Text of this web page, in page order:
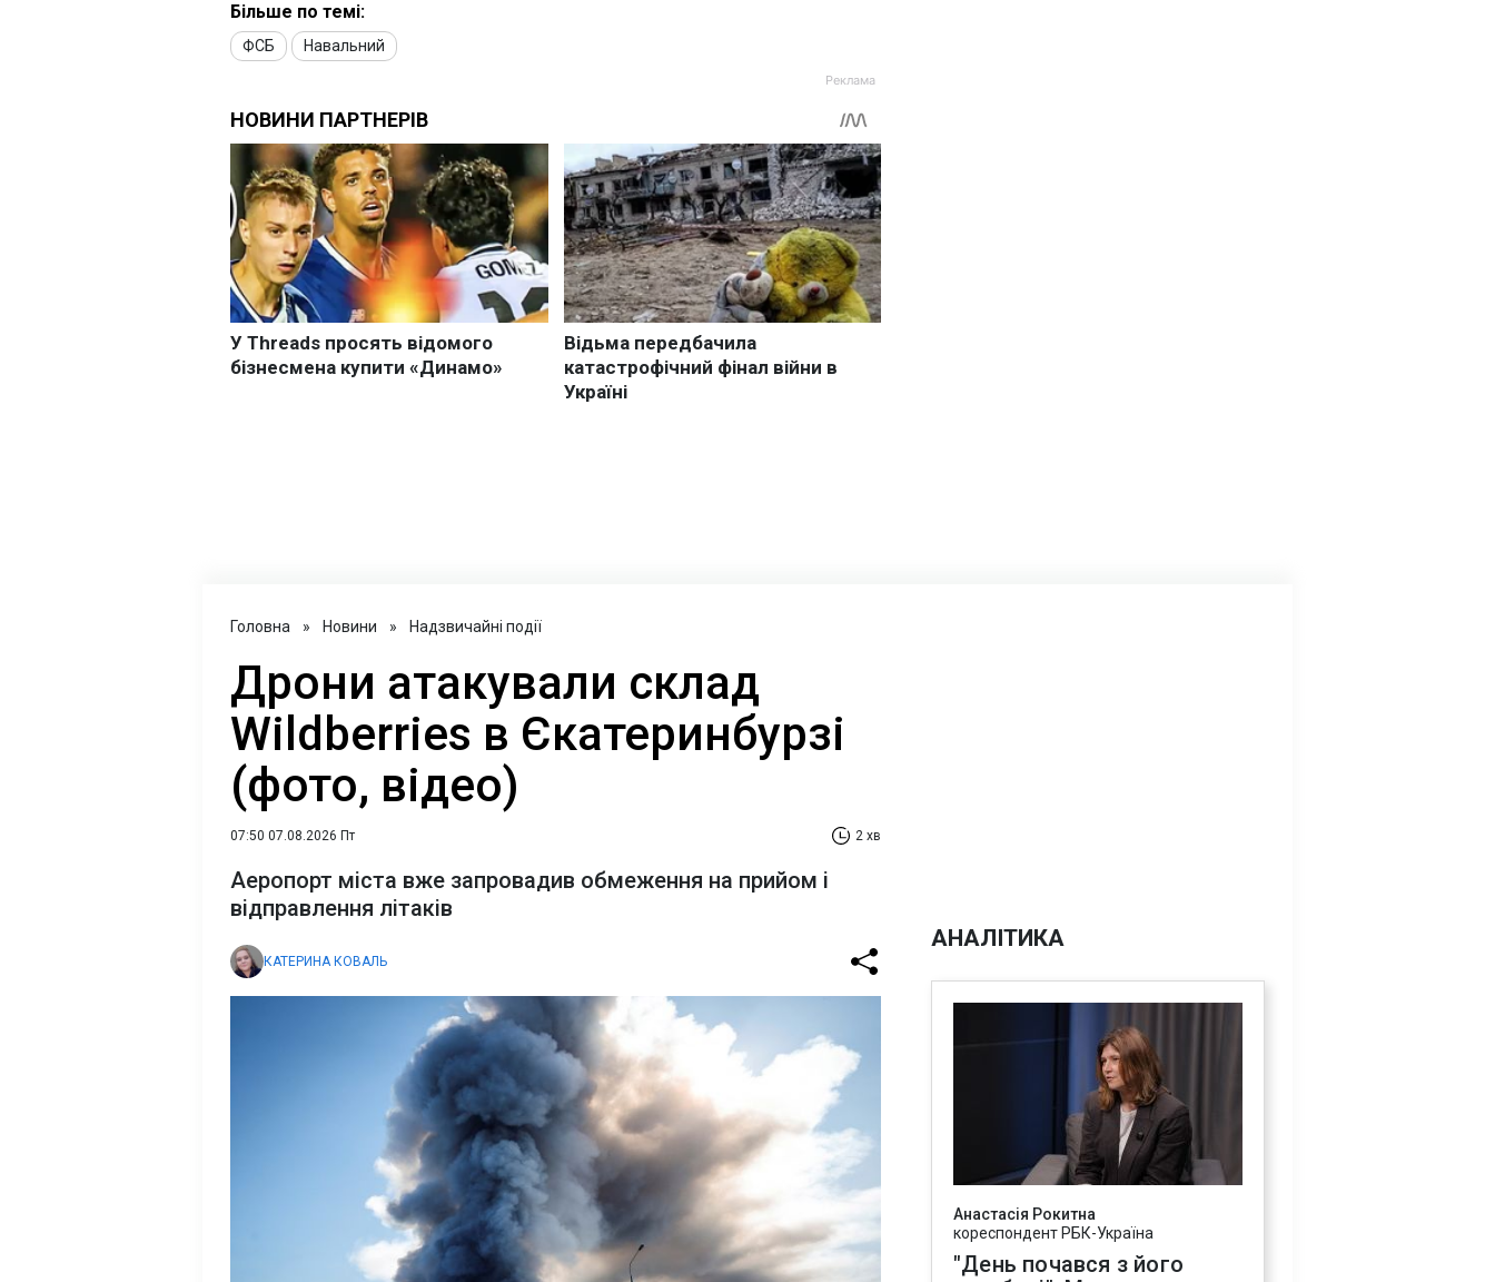
Більше по темі:
ФСБ Навальний
Головна » Новини » Надзвичайні події
Дрони атакували склад
Wildberries в Єкатеринбурзі
(фото, відео)
07:50 07.08.2026 Пт 2 хв
Аеропорт міста вже запровадив обмеження на прийом і
відправлення літаків
КАТЕРИНА КОВАЛЬ
АНАЛІТИКА
Анастасія Рокитна
кореспондент РБК-Україна
"День почався з його